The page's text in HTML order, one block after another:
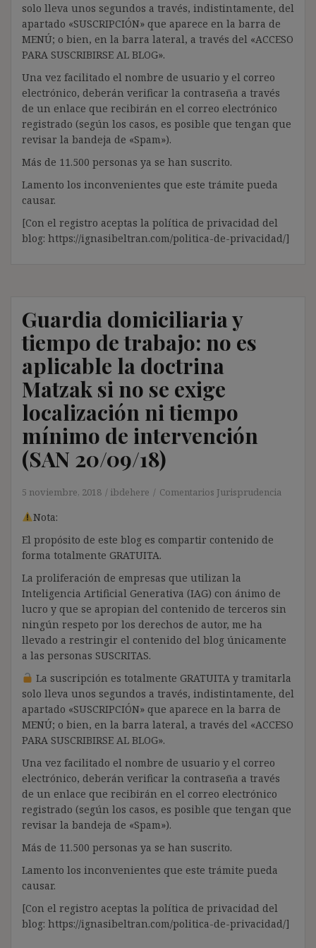
solo lleva unos segundos a través, indistintamente, del
apartado «SUSCRIPCIÓN» que aparece en la barra de
MENÚ; o bien, en la barra lateral, a través del «ACCESO
PARA SUSCRIBIRSE AL BLOG».
Una vez facilitado el nombre de usuario y el correo
electrónico, deberán verificar la contraseña a través
de un enlace que recibirán en el correo electrónico
registrado (según los casos, es posible que tengan que
revisar la bandeja de «Spam»).
Más de 11.500 personas ya se han suscrito.
Lamento los inconvenientes que este trámite pueda
causar.
[Con el registro aceptas la política de privacidad del
blog: https://ignasibeltran.com/politica-de-privacidad/]
Guardia domiciliaria y
tiempo de trabajo: no es
aplicable la doctrina
Matzak si no se exige
localización ni tiempo
mínimo de intervención
(SAN 20/09/18)
5 noviembre, 2018 ibdehere Comentarios Jurisprudencia
Nota:
El propósito de este blog es compartir contenido de
forma totalmente GRATUITA.
La proliferación de empresas que utilizan la
Inteligencia Artificial Generativa (IAG) con ánimo de
lucro y que se apropian del contenido de terceros sin
ningún respeto por los derechos de autor, me ha
llevado a restringir el contenido del blog únicamente
a las personas SUSCRITAS.
La suscripción es totalmente GRATUITA y tramitarla
solo lleva unos segundos a través, indistintamente, del
apartado «SUSCRIPCIÓN» que aparece en la barra de
MENÚ; o bien, en la barra lateral, a través del «ACCESO
PARA SUSCRIBIRSE AL BLOG».
Una vez facilitado el nombre de usuario y el correo
electrónico, deberán verificar la contraseña a través
de un enlace que recibirán en el correo electrónico
registrado (según los casos, es posible que tengan que
revisar la bandeja de «Spam»).
Más de 11.500 personas ya se han suscrito.
Lamento los inconvenientes que este trámite pueda
causar.
[Con el registro aceptas la política de privacidad del
blog: https://ignasibeltran.com/politica-de-privacidad/]